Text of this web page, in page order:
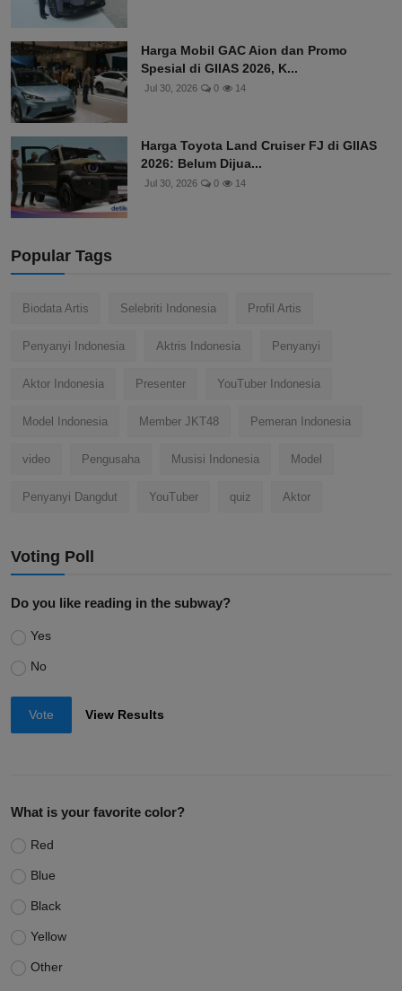
Harga Mobil GAC Aion dan Promo
Spesial di GIIAS 2026, K...
Jul 30, 2026 0 14
Harga Toyota Land Cruiser FJ di GIIAS
2026: Belum Dijua...
Jul 30, 2026 0 14
Popular Tags
Biodata Artis Selebriti Indonesia Profil Artis
Penyanyi Indonesia Aktris Indonesia Penyanyi
Aktor Indonesia Presenter YouTuber Indonesia
Model Indonesia Member JKT48 Pemeran Indonesia
video Pengusaha Musisi Indonesia Model
Penyanyi Dangdut YouTuber quiz Aktor
Voting Poll
Do you like reading in the subway?
Yes
No
Vote View Results
What is your favorite color?
Red
Blue
Black
Yellow
Other